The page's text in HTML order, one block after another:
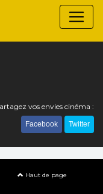
vos envies cinéma :
Facebook Twitter
Haut de page